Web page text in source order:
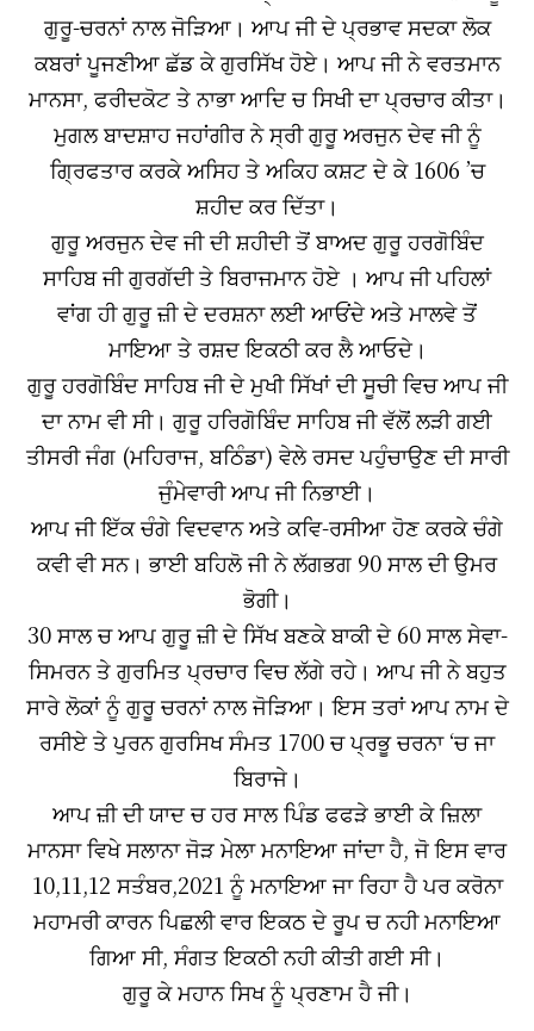
ਗੁਰੂ-ਚਰਨਾਂ ਨਾਲ ਜੋੜਿਆ। ਆਪ ਜੀ ਦੇ ਪ੍ਰਭਾਵ ਸਦਕਾ ਲੋਕ
ਕਬਰਾਂ ਪੂਜਣੀਆ ਛੱਡ ਕੇ ਗੁਰਸਿੱਖ ਹੋਏ। ਆਪ ਜੀ ਨੇ ਵਰਤਮਾਨ
ਮਾਨਸਾ, ਫਰੀਦਕੋਟ ਤੇ ਨਾਭਾ ਆਦਿ ਚ ਸਿਖੀ ਦਾ ਪ੍ਰਚਾਰ ਕੀਤਾ।
ਮੁਗਲ ਬਾਦਸ਼ਾਹ ਜਹਾਂਗੀਰ ਨੇ ਸ੍ਰੀ ਗੁਰੂ ਅਰਜੁਨ ਦੇਵ ਜੀ ਨੂੰ
ਗਿ੍ਰਫਤਾਰ ਕਰਕੇ ਅਸਿਹ ਤੇ ਅਕਿਹ ਕਸ਼ਟ ਦੇ ਕੇ 1606 ’ਚ
ਸ਼ਹੀਦ ਕਰ ਦਿੱਤਾ।
ਗੁਰੂ ਅਰਜੁਨ ਦੇਵ ਜੀ ਦੀ ਸ਼ਹੀਦੀ ਤੋਂ ਬਾਅਦ ਗੁਰੂ ਹਰਗੋਬਿੰਦ
ਸਾਹਿਬ ਜੀ ਗੁਰਗੱਦੀ ਤੇ ਬਿਰਾਜਮਾਨ ਹੋਏ । ਆਪ ਜੀ ਪਹਿਲਾਂ
ਵਾਂਗ ਹੀ ਗੁਰੂ ਜ਼ੀ ਦੇ ਦਰਸ਼ਨਾ ਲਈ ਆਓਂਦੇ ਅਤੇ ਮਾਲਵੇ ਤੋਂ
ਮਾਇਆ ਤੇ ਰਸ਼ਦ ਇਕਠੀ ਕਰ ਲੈ ਆਓਦੇ।
ਗੁਰੂ ਹਰਗੋਬਿੰਦ ਸਾਹਿਬ ਜੀ ਦੇ ਮੁਖੀ ਸਿੱਖਾਂ ਦੀ ਸੂਚੀ ਵਿਚ ਆਪ ਜੀ
ਦਾ ਨਾਮ ਵੀ ਸੀ। ਗੁਰੂ ਹਰਿਗੋਬਿੰਦ ਸਾਹਿਬ ਜੀ ਵੱਲੋਂ ਲੜੀ ਗਈ
ਤੀਸਰੀ ਜੰਗ (ਮਹਿਰਾਜ, ਬਠਿੰਡਾ) ਵੇਲੇ ਰਸਦ ਪਹੁੰਚਾਉਣ ਦੀ ਸਾਰੀ
ਜੁੰਮੇਵਾਰੀ ਆਪ ਜੀ ਨਿਭਾਈ।
ਆਪ ਜੀ ਇੱਕ ਚੰਗੇ ਵਿਦਵਾਨ ਅਤੇ ਕਵਿ-ਰਸੀਆ ਹੋਣ ਕਰਕੇ ਚੰਗੇ
ਕਵੀ ਵੀ ਸਨ। ਭਾਈ ਬਹਿਲੋ ਜੀ ਨੇ ਲੱਗਭਗ 90 ਸਾਲ ਦੀ ਉਮਰ
ਭੋਗੀ।
30 ਸਾਲ ਚ ਆਪ ਗੁਰੂ ਜ਼ੀ ਦੇ ਸਿੱਖ ਬਣਕੇ ਬਾਕੀ ਦੇ 60 ਸਾਲ ਸੇਵਾ-
ਸਿਮਰਨ ਤੇ ਗੁਰਮਿਤ ਪ੍ਰਚਾਰ ਵਿਚ ਲੱਗੇ ਰਹੇ। ਆਪ ਜੀ ਨੇ ਬਹੁਤ
ਸਾਰੇ ਲੋਕਾਂ ਨੂੰ ਗੁਰੂ ਚਰਨਾਂ ਨਾਲ ਜੋੜਿਆ। ਇਸ ਤਰਾਂ ਆਪ ਨਾਮ ਦੇ
ਰਸੀਏ ਤੇ ਪੁਰਨ ਗੁਰਸਿਖ ਸੰਮਤ 1700 ਚ ਪ੍ਰਭੂ ਚਰਨਾ ‘ਚ ਜਾ
ਬਿਰਾਜੇ।
ਆਪ ਜ਼ੀ ਦੀ ਯਾਦ ਚ ਹਰ ਸਾਲ ਪਿੰਡ ਫਫੜੇ ਭਾਈ ਕੇ ਜ਼ਿਲਾ
ਮਾਨਸਾ ਵਿਖੇ ਸਲਾਨਾ ਜੋੜ ਮੇਲਾ ਮਨਾਇਆ ਜਾਂਦਾ ਹੈ, ਜੋ ਇਸ ਵਾਰ
10,11,12 ਸਤੰਬਰ,2021 ਨੂੰ ਮਨਾਇਆ ਜਾ ਰਿਹਾ ਹੈ ਪਰ ਕਰੋਨਾ
ਮਹਾਮਰੀ ਕਾਰਨ ਪਿਛਲੀ ਵਾਰ ਇਕਠ ਦੇ ਰੂਪ ਚ ਨਹੀ ਮਨਾਇਆ
ਗਿਆ ਸੀ, ਸੰਗਤ ਇਕਠੀ ਨਹੀ ਕੀਤੀ ਗਈ ਸੀ।
ਗੁਰੂ ਕੇ ਮਹਾਨ ਸਿਖ ਨੂੰ ਪ੍ਰਣਾਮ ਹੈ ਜੀ।